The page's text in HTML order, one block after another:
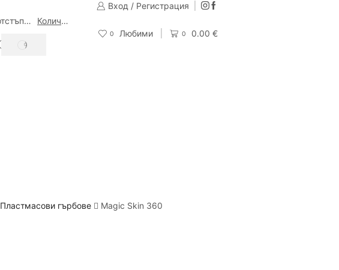
Вход / Регистрация
Използвайте промо кода си, за да получите отстъпка
Количка
SEARCH
0 Любими 0 0.00 €
Пластмасови гърбове Magic Skin 360